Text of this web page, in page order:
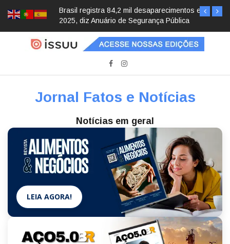
Brasil registra 84,2 mil desaparecimentos em
2025, diz Anuário de Segurança Pública
Jornal Fatos e Notícias
Notícias em geral
LEIA AGORA!